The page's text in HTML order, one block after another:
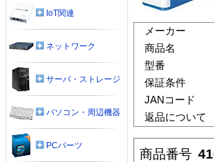
メーカー
商品名
型番
保証条件
JANコード
返品について
商品番号
IoT関連
ネットワーク
サーバ・ストレージ
パソコン・周辺機器
PCパーツ